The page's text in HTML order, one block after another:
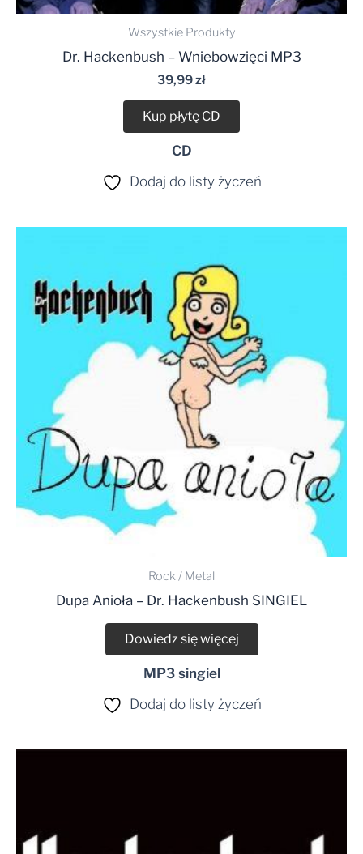
Wszystkie Produkty
Dr. Hackenbush – Wniebowzięci MP3
39,99zł
Kup płytę CD
CD
Dodaj do listy życzeń
Rock / Metal
Dupa Anioła – Dr. Hackenbush SINGIEL
Dowiedz się więcej
MP3 singiel
Dodaj do listy życzeń